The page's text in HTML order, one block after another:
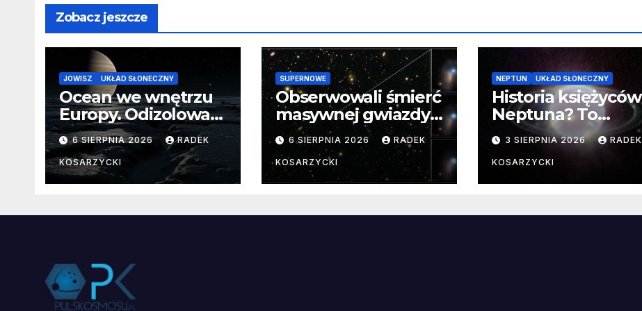
Zobacz jeszcze
JOWISZ UKŁAD SŁONECZNY
Ocean we wnętrzu
Europy. Odizolowani
przez lodową
barierę
6 SIERPNIA 2026 RADEK
KOSARZYCKI
SUPERNOWE
Obserwowali śmierć
masywnej gwiazdy
od samego
początku.
Niezwykle cenne
dane
6 SIERPNIA 2026 RADEK
KOSARZYCKI
NEPTUN UKŁAD SŁONECZNY
Historia księżyców
Neptuna? To
skomplikowane
3 SIERPNIA 2026 RADEK
KOSARZYCKI